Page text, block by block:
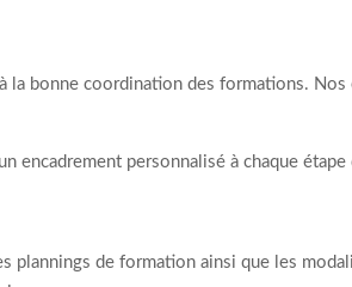
bonne coordination des formations.
encadrement personnalisé à chaque
plannings de formation ainsi que les